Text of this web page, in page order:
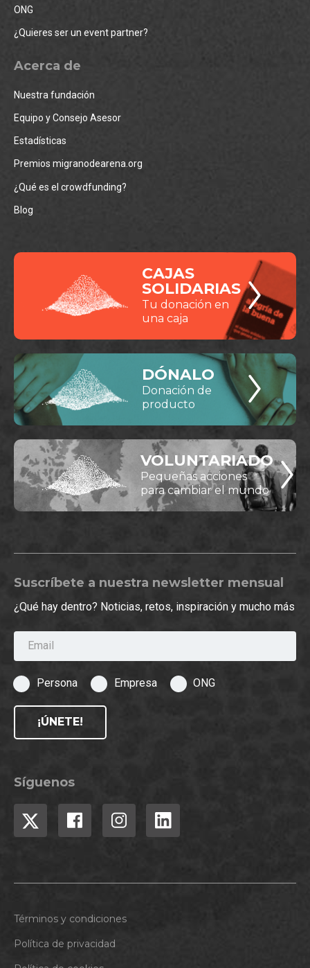
ONG
¿Quieres ser un event partner?
Acerca de
Nuestra fundación
Equipo y Consejo Asesor
Estadísticas
Premios migranodearena.org
¿Qué es el crowdfunding?
Blog
CAJAS
SOLIDARIAS
Tu donación en
una caja
DÓNALO
Donación de
producto
VOLUNTARIADO
Pequeñas acciones
para cambiar el mundo
Suscríbete a nuestra newsletter mensual
¿Qué hay dentro? Noticias, retos, inspiración y mucho más
Email
Persona Empresa ONG
¡ÚNETE!
Síguenos
Términos y condiciones
Política de privacidad